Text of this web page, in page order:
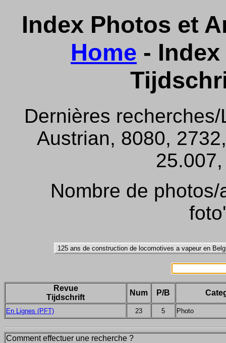
Index Photos et
Home -
Dernières
Austrian, 8080,
Nombre de
Revue
Tijdschrift
Num P/B
En Lignes (PFT) 23 5 Photo
Comment effectuer une recherche ?